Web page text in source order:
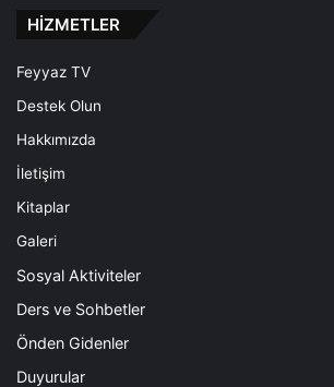
HİZMETLER
Feyyaz TV
Destek Olun
Hakkımızda
İletişim
Kitaplar
Galeri
Sosyal Aktiviteler
Ders ve Sohbetler
Önden Gidenler
Duyurular